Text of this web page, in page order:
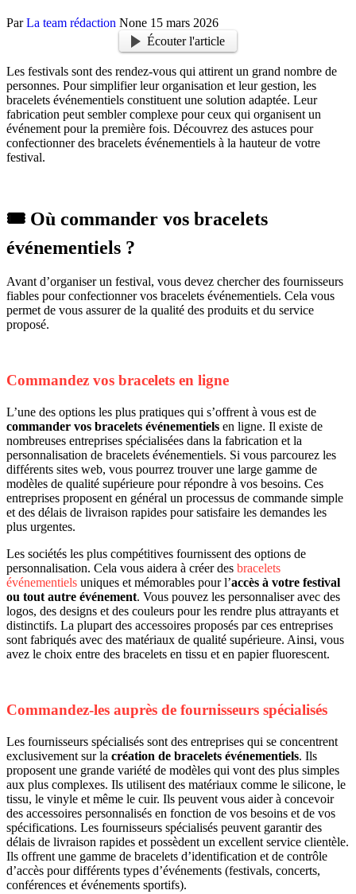
Par La team rédaction None 15 mars 2026
Écouter l'article
Les festivals sont des rendez-vous qui attirent un grand nombre de
personnes. Pour simplifier leur organisation et leur gestion, les
bracelets événementiels constituent une solution adaptée. Leur
fabrication peut sembler complexe pour ceux qui organisent un
événement pour la première fois. Découvrez des astuces pour
confectionner des bracelets événementiels à la hauteur de votre
festival.
🎟️ Où commander vos bracelets
événementiels ?
Avant d’organiser un festival, vous devez chercher des fournisseurs
fiables pour confectionner vos bracelets événementiels. Cela vous
permet de vous assurer de la qualité des produits et du service
proposé.
Commandez vos bracelets en ligne
L’une des options les plus pratiques qui s’offrent à vous est de
commander vos bracelets événementiels en ligne. Il existe de
nombreuses entreprises spécialisées dans la fabrication et la
personnalisation de bracelets événementiels. Si vous parcourez les
différents sites web, vous pourrez trouver une large gamme de
modèles de qualité supérieure pour répondre à vos besoins. Ces
entreprises proposent en général un processus de commande simple
et des délais de livraison rapides pour satisfaire les demandes les
plus urgentes.
Les sociétés les plus compétitives fournissent des options de
personnalisation. Cela vous aidera à créer des bracelets
événementiels uniques et mémorables pour l’accès à votre festival
ou tout autre événement. Vous pouvez les personnaliser avec des
logos, des designs et des couleurs pour les rendre plus attrayants et
distinctifs. La plupart des accessoires proposés par ces entreprises
sont fabriqués avec des matériaux de qualité supérieure. Ainsi, vous
avez le choix entre des bracelets en tissu et en papier fluorescent.
Commandez-les auprès de fournisseurs spécialisés
Les fournisseurs spécialisés sont des entreprises qui se concentrent
exclusivement sur la création de bracelets événementiels. Ils
proposent une grande variété de modèles qui vont des plus simples
aux plus complexes. Ils utilisent des matériaux comme le silicone, le
tissu, le vinyle et même le cuir. Ils peuvent vous aider à concevoir
des accessoires personnalisés en fonction de vos besoins et de vos
spécifications. Les fournisseurs spécialisés peuvent garantir des
délais de livraison rapides et possèdent un excellent service clientèle.
Ils offrent une gamme de bracelets d’identification et de contrôle
d’accès pour différents types d’événements (festivals, concerts,
conférences et événements sportifs).